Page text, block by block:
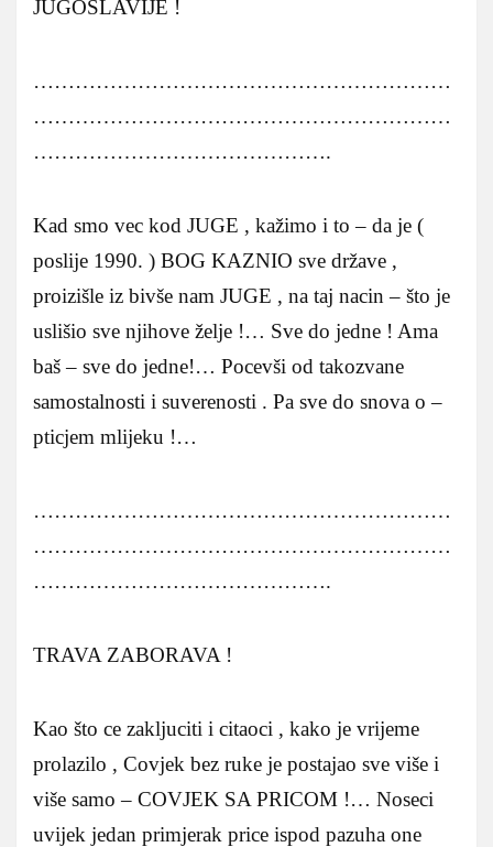
JUGOSLAVIJE !
……………………………………………………
……………………………………………………
…………………………………….
Kad smo vec kod JUGE , kažimo i to – da je (
poslije 1990. ) BOG KAZNIO sve države ,
proizišle iz bivše nam JUGE , na taj nacin – što je
uslišio sve njihove želje !… Sve do jedne ! Ama
baš – sve do jedne!… Pocevši od takozvane
samostalnosti i suverenosti . Pa sve do snova o –
pticjem mlijeku !…
……………………………………………………
……………………………………………………
…………………………………….
TRAVA ZABORAVA !
Kao što ce zakljuciti i citaoci , kako je vrijeme
prolazilo , Covjek bez ruke je postajao sve više i
više samo – COVJEK SA PRICOM !… Noseci
uvijek jedan primjerak price ispod pazuha one